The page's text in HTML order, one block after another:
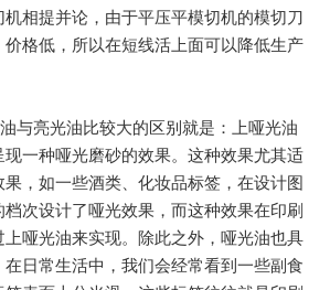
相提并论，由于平压平模切机的模切刀
格低，所以在短线活上面可以降低生产
与亮光油比较大的区别就是：上哑光油
现一种哑光磨砂的效果。这种效果尤其适
，如一些酒类、化妆品标签，在设计图
次设计了哑光效果，而这种效果在印刷
哑光油来实现。除此之外，哑光油也具
日常生活中，我们会经常看到一些副食